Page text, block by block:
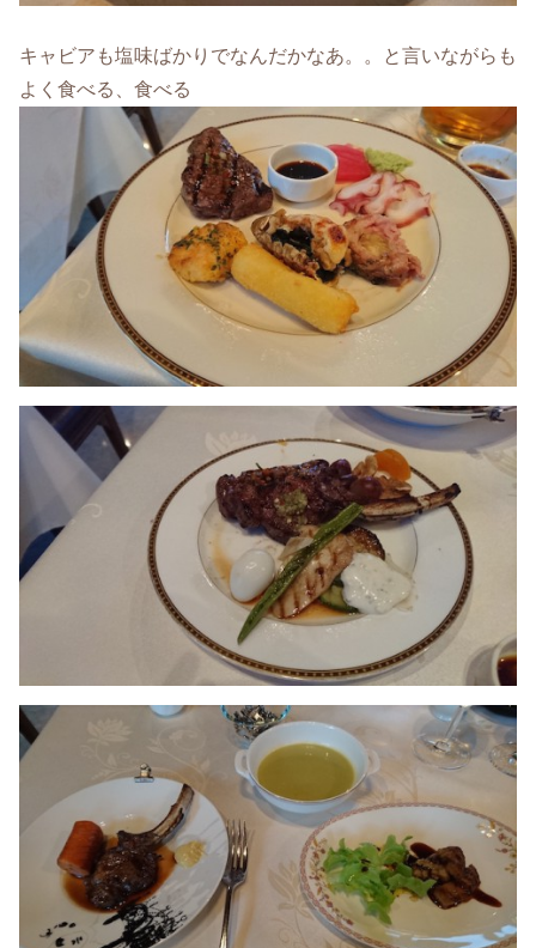
キャビアも塩味ばかりでなんだかなあ。。と言いながらも
よく食べる、食べる